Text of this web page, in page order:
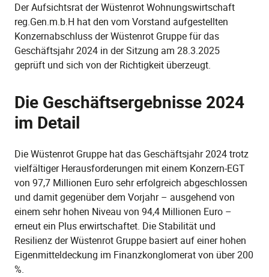
Der Aufsichtsrat der Wüstenrot Wohnungswirtschaft
reg.Gen.m.b.H hat den vom Vorstand aufgestellten
Konzernabschluss der Wüstenrot Gruppe für das
Geschäftsjahr 2024 in der Sitzung am 28.3.2025
geprüft und sich von der Richtigkeit überzeugt.
Die Geschäftsergebnisse 2024
im Detail
Die Wüstenrot Gruppe hat das Geschäftsjahr 2024 trotz
viel­fältiger Herausforderungen mit einem Konzern-EGT
von 97,7 Millionen Euro sehr erfolgreich abgeschlossen
und damit gegenüber dem Vorjahr – ausgehend von
einem sehr hohen Niveau von 94,4 Millionen Euro –
erneut ein Plus erwirtschaftet. Die Stabilität und
Resilienz der Wüstenrot Gruppe basiert auf einer hohen
Eigenmitteldeckung im Finanzkonglomerat von über 200
%.